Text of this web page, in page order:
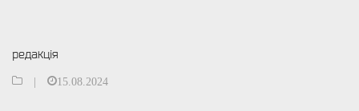
редакція
15.08.2024